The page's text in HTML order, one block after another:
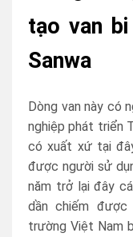
tạo van
Sanwa
Dòng van này có
nghiệp phát triển
có xuất xứ tại
được người sử
năm trở lại đây
dần chiếm
trường Việt Nam